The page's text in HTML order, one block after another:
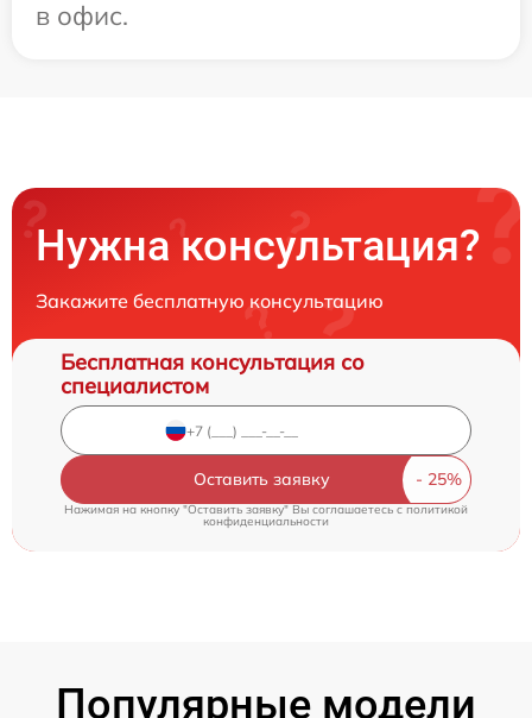
в офис.
Нужна консультация?
Закажите бесплатную консультацию
Бесплатная консультация со
специалистом
Оставить заявку
Нажимая на кнопку "Оставить заявку" Вы соглашаетесь cполитикой
конфиденциальности
Популярные модели